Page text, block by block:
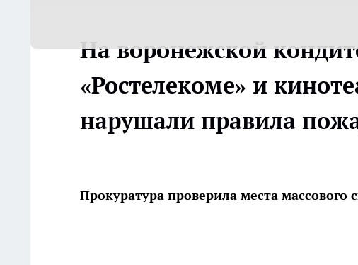
На воронежской
«Ростелекоме» и
нарушали правила
Прокуратура проверила места массового